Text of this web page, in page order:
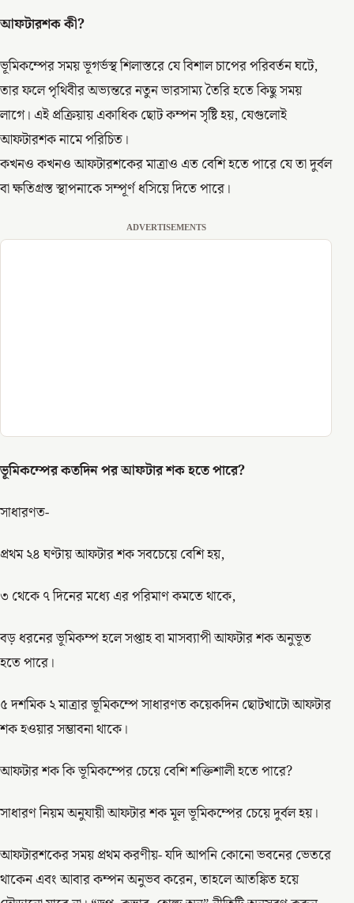
আফটারশক কী?
ভূমিকম্পের সময় ভূগর্ভস্থ শিলাস্তরে যে বিশাল চাপের পরিবর্তন ঘটে,
তার ফলে পৃথিবীর অভ্যন্তরে নতুন ভারসাম্য তৈরি হতে কিছু সময়
লাগে। এই প্রক্রিয়ায় একাধিক ছোট কম্পন সৃষ্টি হয়, যেগুলোই
আফটারশক নামে পরিচিত।
কখনও কখনও আফটারশকের মাত্রাও এত বেশি হতে পারে যে তা দুর্বল
বা ক্ষতিগ্রস্ত স্থাপনাকে সম্পূর্ণ ধসিয়ে দিতে পারে।
ADVERTISEMENTS
ভূমিকম্পের কতদিন পর আফটার শক হতে পারে?
সাধারণত-
প্রথম ২৪ ঘণ্টায় আফটার শক সবচেয়ে বেশি হয়,
৩ থেকে ৭ দিনের মধ্যে এর পরিমাণ কমতে থাকে,
বড় ধরনের ভূমিকম্প হলে সপ্তাহ বা মাসব্যাপী আফটার শক অনুভূত
হতে পারে।
৫ দশমিক ২ মাত্রার ভূমিকম্পে সাধারণত কয়েকদিন ছোটখাটো আফটার
শক হওয়ার সম্ভাবনা থাকে।
আফটার শক কি ভূমিকম্পের চেয়ে বেশি শক্তিশালী হতে পারে?
সাধারণ নিয়ম অনুযায়ী আফটার শক মূল ভূমিকম্পের চেয়ে দুর্বল হয়।
আফটারশকের সময় প্রথম করণীয়- যদি আপনি কোনো ভবনের ভেতরে
থাকেন এবং আবার কম্পন অনুভব করেন, তাহলে আতঙ্কিত হয়ে